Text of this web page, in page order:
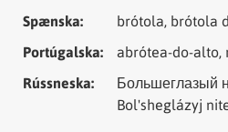
Spænska:
brótola, brótola
Portúgalska:
abrótea-do-alto,
Rússneska:
Большеглазый
Bol'sheglázyj